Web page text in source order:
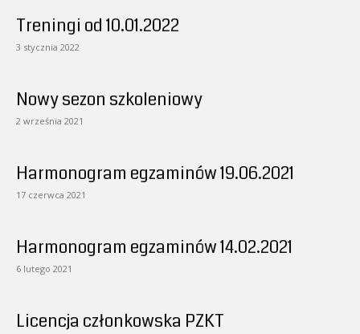
Treningi od 10.01.2022
3 stycznia 2022
Nowy sezon szkoleniowy
2 września 2021
Harmonogram egzaminów 19.06.2021
17 czerwca 2021
Harmonogram egzaminów 14.02.2021
6 lutego 2021
Licencja członkowska PZKT